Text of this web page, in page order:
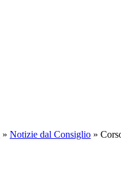
» Notizie dal Consiglio »